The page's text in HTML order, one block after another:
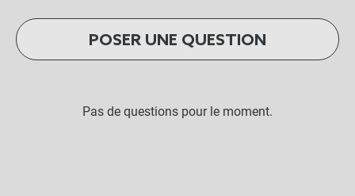
POSER UNE QUESTION
Pas de questions pour le moment.